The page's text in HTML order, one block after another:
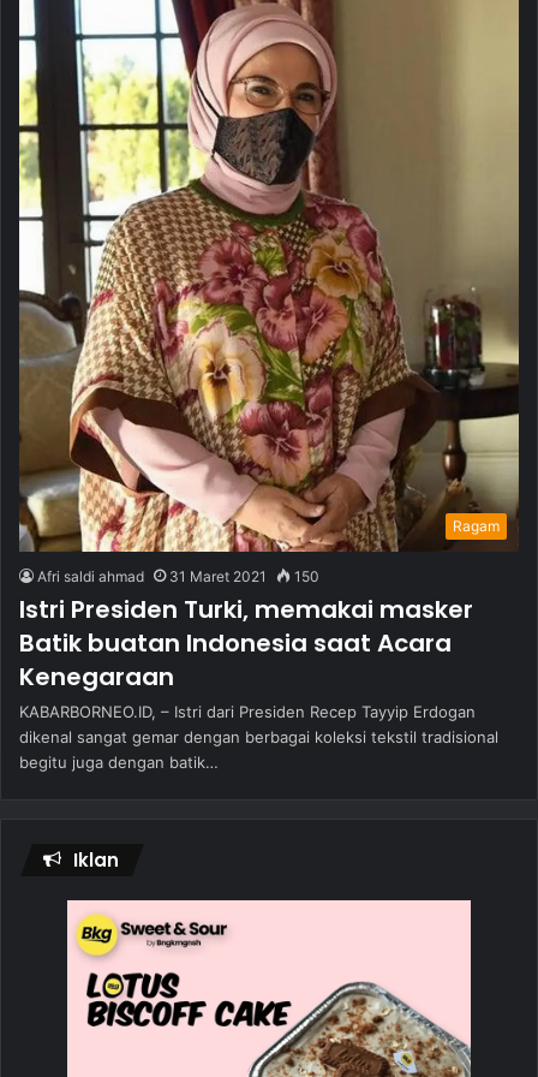
Ragam
Afri saldi ahmad 31 Maret 2021 150
Istri Presiden Turki, memakai masker
Batik buatan Indonesia saat Acara
Kenegaraan
KABARBORNEO.ID, – Istri dari Presiden Recep Tayyip Erdogan
dikenal sangat gemar dengan berbagai koleksi tekstil tradisional
begitu juga dengan batik…
Iklan